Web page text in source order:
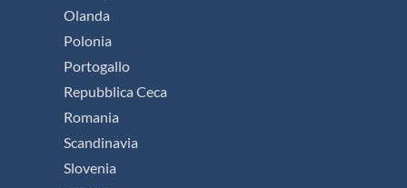
Olanda
Polonia
Portogallo
Repubblica Ceca
Romania
Scandinavia
Slovenia